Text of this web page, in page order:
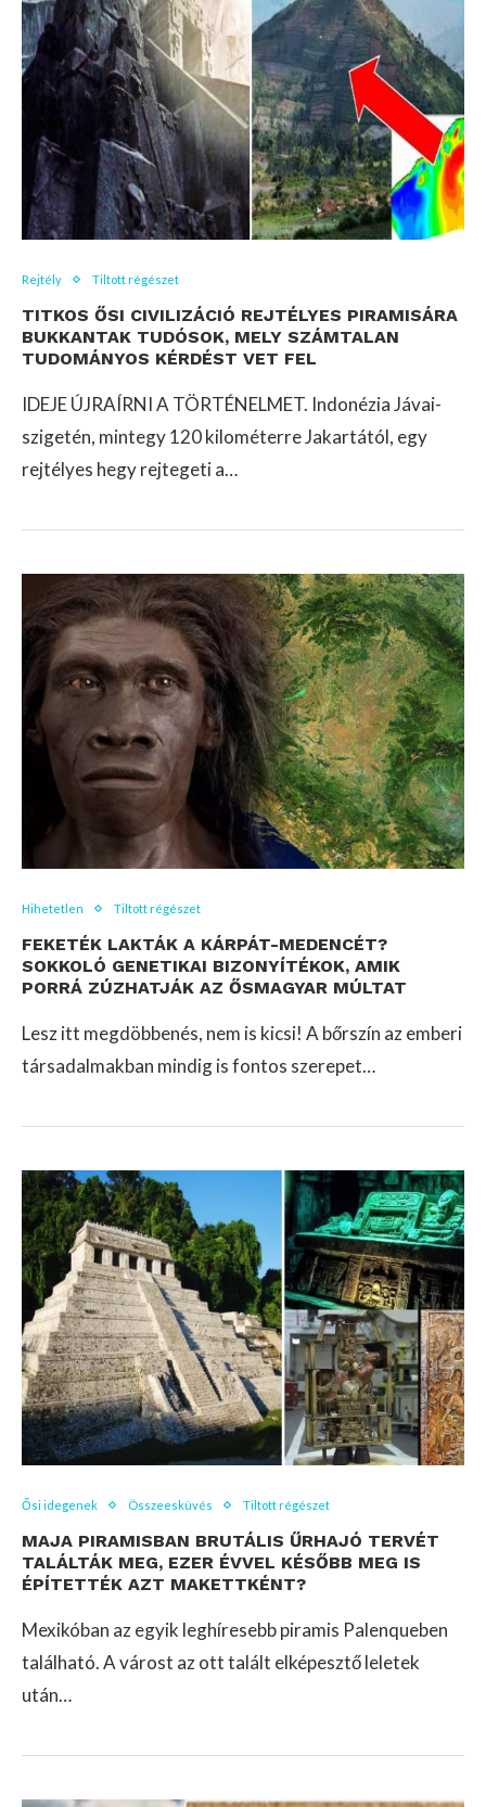
Rejtély Tiltott régészet
TITKOS ŐSI CIVILIZÁCIÓ REJTÉLYES PIRAMISÁRA
BUKKANTAK TUDÓSOK, MELY SZÁMTALAN
TUDOMÁNYOS KÉRDÉST VET FEL
IDEJE ÚJRAÍRNI A TÖRTÉNELMET. Indonézia Jávai-
szigetén, mintegy 120 kilométerre Jakartától, egy
rejtélyes hegy rejtegeti a…
Hihetetlen Tiltott régészet
FEKETÉK LAKTÁK A KÁRPÁT-MEDENCÉT?
SOKKOLÓ GENETIKAI BIZONYÍTÉKOK, AMIK
PORRÁ ZÚZHATJÁK AZ ŐSMAGYAR MÚLTAT
Lesz itt megdöbbenés, nem is kicsi! A bőrszín az emberi
társadalmakban mindig is fontos szerepet…
Ősi idegenek Összeesküvés Tiltott régészet
MAJA PIRAMISBAN BRUTÁLIS ŰRHAJÓ TERVÉT
TALÁLTÁK MEG, EZER ÉVVEL KÉSŐBB MEG IS
ÉPÍTETTÉK AZT MAKETTKÉNT?
Mexikóban az egyik leghíresebb piramis Palenqueben
található. A várost az ott talált elképesztő leletek
után…